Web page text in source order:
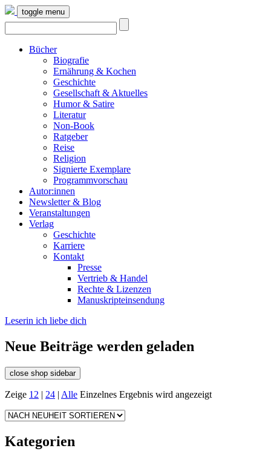
toggle menu
Bücher
Biografie
Ernährung & Kochen
Geschichte
Gesellschaft & Aktuelles
Humor & Satire
Literatur
Non-Book
Ratgeber
Reise
Religion
Signierte Exemplare
Programmvorschau
Autor:innen
Newsletter & Blog
Veranstaltungen
Verlag
Geschichte
Karriere
Kontakt
Presse
Vertrieb & Handel
Rechte & Lizenzen
Manuskripteinsendung
Leserin ich liebe dich
Neue Beiträge werden geladen
close shop sidebar
Zeige 12 | 24 | Alle Einzelnes Ergebnis wird angezeigt
Kategorien